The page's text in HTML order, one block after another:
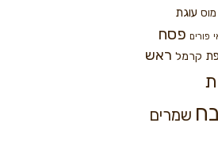
מוס עוגת
פורים פסח
קרמל ראש
שמרים